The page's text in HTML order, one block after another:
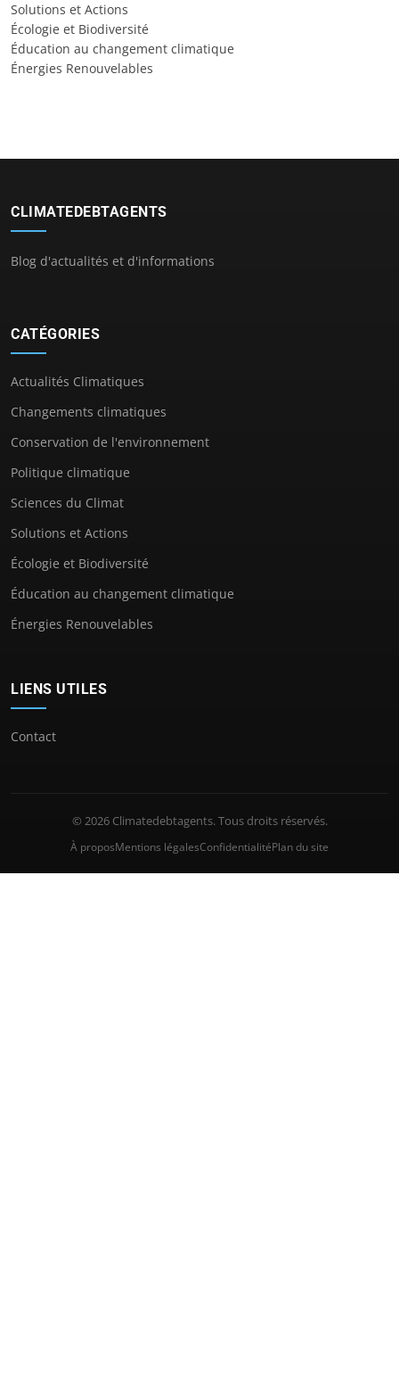
Solutions et Actions
Écologie et Biodiversité
Éducation au changement climatique
Énergies Renouvelables
CLIMATEDEBTAGENTS
Blog d'actualités et d'informations
CATÉGORIES
Actualités Climatiques
Changements climatiques
Conservation de l'environnement
Politique climatique
Sciences du Climat
Solutions et Actions
Écologie et Biodiversité
Éducation au changement climatique
Énergies Renouvelables
LIENS UTILES
Contact
© 2026 Climatedebtagents. Tous droits réservés.
À proposMentions légalesConfidentialitéPlan du site